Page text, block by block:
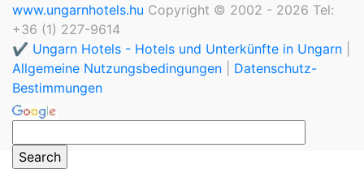
www.ungarnhotels.hu Copyright © 2002 - 2026 Tel:
+36 (1) 227-9614
✔️ Ungarn Hotels - Hotels und Unterkünfte in Ungarn
Allgemeine Nutzungsbedingungen
Datenschutz-
Bestimmungen